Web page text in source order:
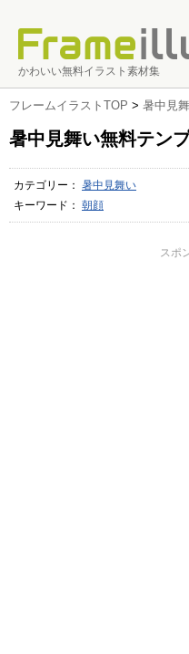
かわいい無料イラスト素材集
フレームイラストTOP > 暑中見
暑中見舞い無料テン
カテゴリー： 暑中見舞い
キーワード： 朝顔
スポ